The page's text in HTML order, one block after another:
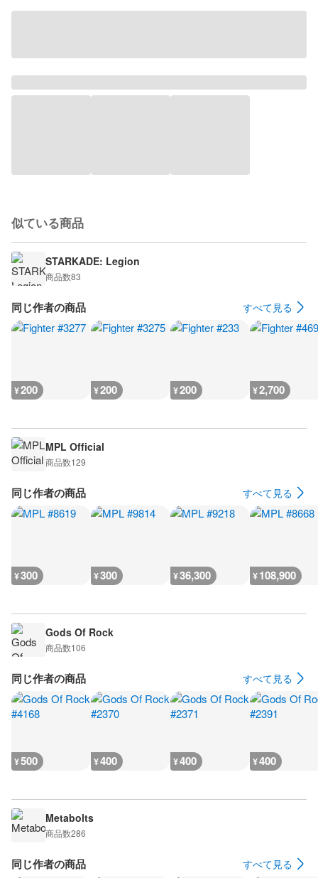
似ている商品
STARKADE: Legion
商品数83
同じ作者の商品 すべて見る
¥200 ¥200 ¥200 ¥2,700
MPL Official
商品数129
同じ作者の商品 すべて見る
¥300 ¥300 ¥36,300 ¥108,900
Gods Of Rock
商品数106
同じ作者の商品 すべて見る
¥500 ¥400 ¥400 ¥400
Metabolts
商品数286
同じ作者の商品 すべて見る